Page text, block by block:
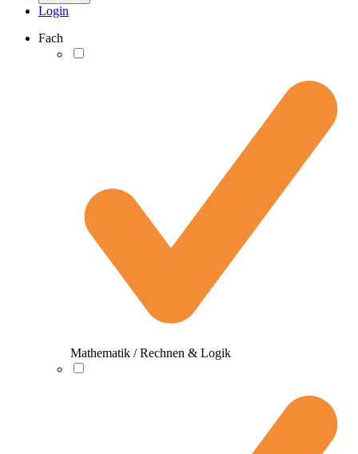
Login
Fach
Mathematik / Rechnen & Logik